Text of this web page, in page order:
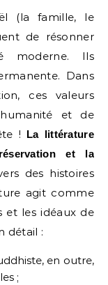
(la famille, le
de résonner
moderne. Ils
Dans
ces valeurs
et de
! La littérature
et la
des histoires
agit comme
et les idéaux de
détail :
en outre,
;